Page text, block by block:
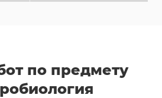
по предмету